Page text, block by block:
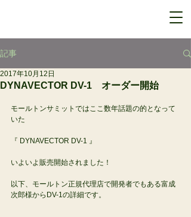
記事
DYNAVECTOR DV-1 オーダー開始
2017年10月12日
モールトンサミットではここ数年話題の的となって
いた
『 DYNAVECTOR DV-1 』
いよいよ販売開始されました！
以下、モールトン正規代理店で開発者でもある富成
次郎様からDV-1の詳細です。